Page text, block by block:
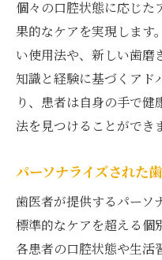
個々の口腔状態に応じた
果的なケアを実現します
い使用法や、新しい歯磨
知識と経験に基づくアド
り、患者は自身の手で
法を見つけることができ
パーソナライズされた
歯医者が提供するパーソ
標準的なケアを超える個
各患者の口腔状態や生活